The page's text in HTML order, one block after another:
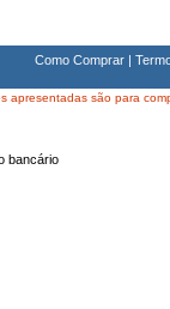
Como Comprar |
apresentadas são para
bancário